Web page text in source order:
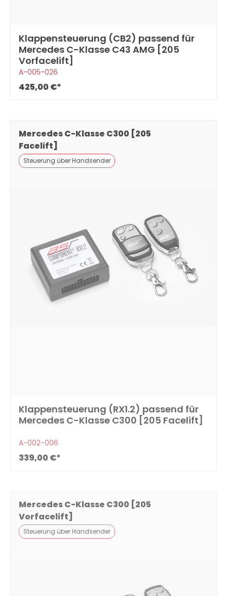
Klappensteuerung (CB2) passend für
Mercedes C-Klasse C43 AMG [205
Vorfacelift]
A-005-026
425,00 €*
Klappensteuerung (RX1.2) passend für
Mercedes C-Klasse C300 [205 Facelift]
A-002-006
Mercedes C-Klasse C300 [205
Facelift]
Steuerung über Handsender
339,00 €*
Mercedes C-Klasse C300 [205
Vorfacelift]
Steuerung über Handsender